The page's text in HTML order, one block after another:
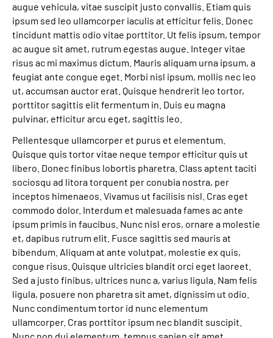
augue vehicula, vitae suscipit justo convallis. Etiam quis
ipsum sed leo ullamcorper iaculis at efficitur felis. Donec
tincidunt mattis odio vitae porttitor. Ut felis ipsum, tempor
ac augue sit amet, rutrum egestas augue. Integer vitae
risus ac mi maximus dictum. Mauris aliquam urna ipsum, a
feugiat ante congue eget. Morbi nisl ipsum, mollis nec leo
ut, accumsan auctor erat. Quisque hendrerit leo tortor,
porttitor sagittis elit fermentum in. Duis eu magna
pulvinar, efficitur arcu eget, sagittis leo.
Pellentesque ullamcorper et purus et elementum.
Quisque quis tortor vitae neque tempor efficitur quis ut
libero. Donec finibus lobortis pharetra. Class aptent taciti
sociosqu ad litora torquent per conubia nostra, per
inceptos himenaeos. Vivamus ut facilisis nisl. Cras eget
commodo dolor. Interdum et malesuada fames ac ante
ipsum primis in faucibus. Nunc nisl eros, ornare a molestie
et, dapibus rutrum elit. Fusce sagittis sed mauris at
bibendum. Aliquam at ante volutpat, molestie ex quis,
congue risus. Quisque ultricies blandit orci eget laoreet.
Sed a justo finibus, ultrices nunc a, varius ligula. Nam felis
ligula, posuere non pharetra sit amet, dignissim ut odio.
Nunc condimentum tortor id nunc elementum
ullamcorper. Cras porttitor ipsum nec blandit suscipit.